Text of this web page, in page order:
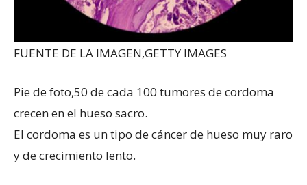
FUENTE DE LA IMAGEN,GETTY IMAGES
Pie de foto,50 de cada 100 tumores de cordoma
crecen en el hueso sacro.
El cordoma es un tipo de cáncer de hueso muy raro
y de crecimiento lento.